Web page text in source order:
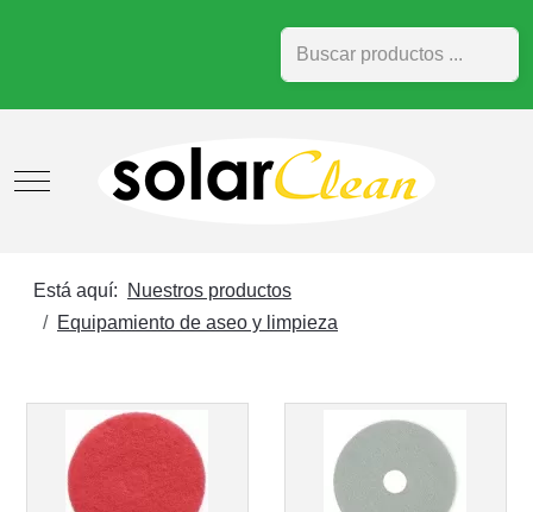
Buscar
Mobile Menu Toggle
Está aquí:
Nuestros productos
Equipamiento de aseo y limpieza